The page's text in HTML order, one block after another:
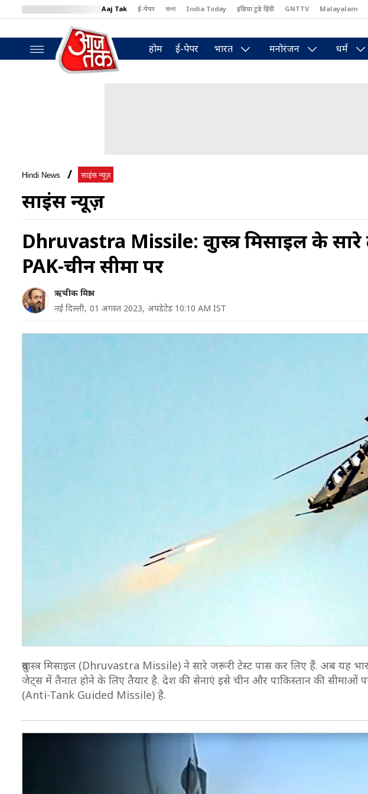
Aaj Tak ई-पेपर বাংলা India Today इंडिया टुडे हिंदी GNTTV Malayalam
BT Bazaar
होम ई-पेपर भारत मनोरंजन धर्म
Hindi News साइंस न्यूज़
साइंस न्यूज़
Dhruvastra Missile: ध्रुवास्त्र मिसाइल के
PAK-चीन सीमा पर
ऋचीक मिश्रा
नई दिल्ली, 01 अगस्त 2023, अपडेटेड 10:10 AM IST
ध्रुवास्त्र मिसाइल (Dhruvastra Missile) ने सारे जरूरी टेस्ट पास कर लिए हैं. अब यह
जेट्स में तैनात होने के लिए तैयार है. देश की सेनाएं इसे चीन और पाकिस्तान की सीमाओं
(Anti-Tank Guided Missile) है.